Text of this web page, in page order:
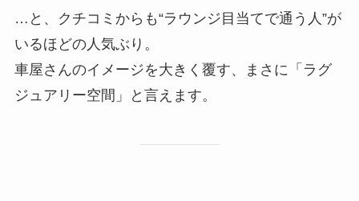
…と、クチコミからも“ラウンジ目当てで通う人”が
いるほどの人気ぶり。
車屋さんのイメージを大きく覆す、まさに「ラグ
ジュアリー空間」と言えます。